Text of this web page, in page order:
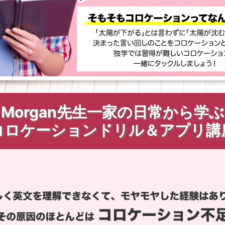
先生一家の日常から学
ロケーションドリル＆アプリ講